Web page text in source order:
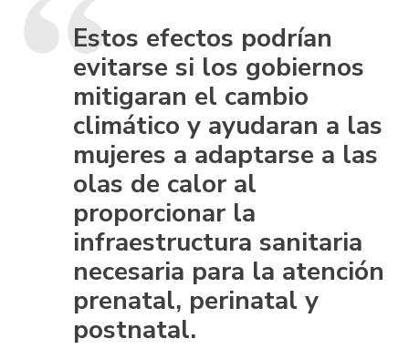
Estos efectos podrían
evitarse si los gobiernos
mitigaran el cambio
climático y ayudaran a las
mujeres a adaptarse a las
olas de calor al
proporcionar la
infraestructura sanitaria
necesaria para la atención
prenatal, perinatal y
postnatal.